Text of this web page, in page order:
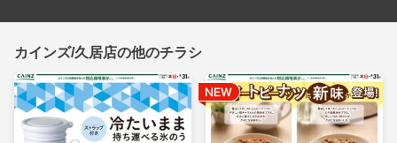
カインズ/久居店の他のチラシ